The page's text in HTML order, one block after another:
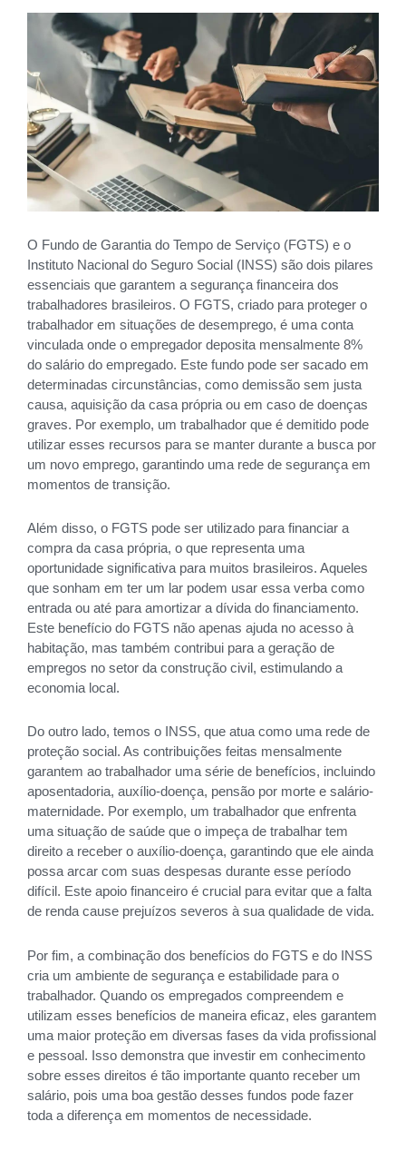
O Fundo de Garantia do Tempo de Serviço (FGTS) e o
Instituto Nacional do Seguro Social (INSS) são dois pilares
essenciais que garantem a segurança financeira dos
trabalhadores brasileiros. O FGTS, criado para proteger o
trabalhador em situações de desemprego, é uma conta
vinculada onde o empregador deposita mensalmente 8%
do salário do empregado. Este fundo pode ser sacado em
determinadas circunstâncias, como demissão sem justa
causa, aquisição da casa própria ou em caso de doenças
graves. Por exemplo, um trabalhador que é demitido pode
utilizar esses recursos para se manter durante a busca por
um novo emprego, garantindo uma rede de segurança em
momentos de transição.
Além disso, o FGTS pode ser utilizado para financiar a
compra da casa própria, o que representa uma
oportunidade significativa para muitos brasileiros. Aqueles
que sonham em ter um lar podem usar essa verba como
entrada ou até para amortizar a dívida do financiamento.
Este benefício do FGTS não apenas ajuda no acesso à
habitação, mas também contribui para a geração de
empregos no setor da construção civil, estimulando a
economia local.
Do outro lado, temos o INSS, que atua como uma rede de
proteção social. As contribuições feitas mensalmente
garantem ao trabalhador uma série de benefícios, incluindo
aposentadoria, auxílio-doença, pensão por morte e salário-
maternidade. Por exemplo, um trabalhador que enfrenta
uma situação de saúde que o impeça de trabalhar tem
direito a receber o auxílio-doença, garantindo que ele ainda
possa arcar com suas despesas durante esse período
difícil. Este apoio financeiro é crucial para evitar que a falta
de renda cause prejuízos severos à sua qualidade de vida.
Por fim, a combinação dos benefícios do FGTS e do INSS
cria um ambiente de segurança e estabilidade para o
trabalhador. Quando os empregados compreendem e
utilizam esses benefícios de maneira eficaz, eles garantem
uma maior proteção em diversas fases da vida profissional
e pessoal. Isso demonstra que investir em conhecimento
sobre esses direitos é tão importante quanto receber um
salário, pois uma boa gestão desses fundos pode fazer
toda a diferença em momentos de necessidade.